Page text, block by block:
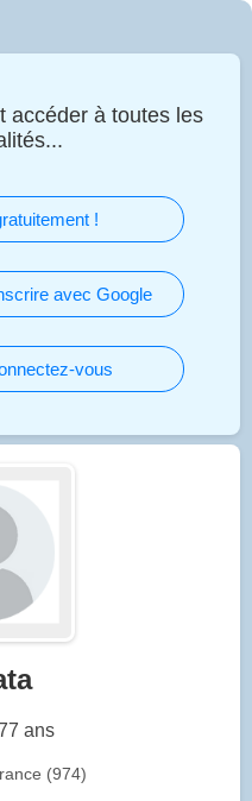
accéder à toutes les
!
avec Google
vous
ans
(974)